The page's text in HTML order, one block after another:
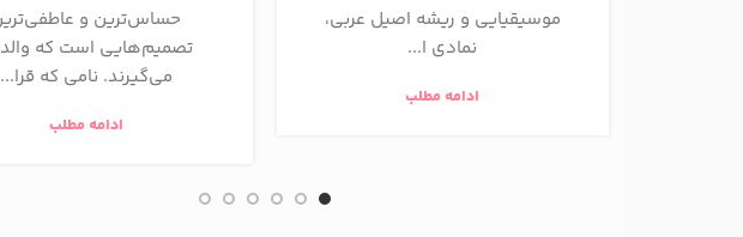
موسیقیایی و ریشه اصیل عربی،
نمادی ا...
ادامه مطلب
حساس‌ترین و
تصمیم‌هایی است که
می‌گیرند. نامی که قرا...
ادامه مطلب